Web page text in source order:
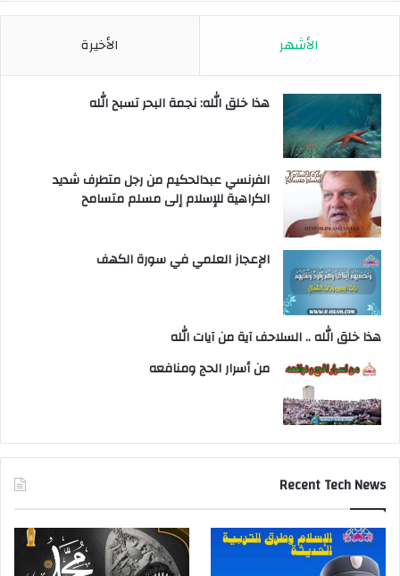
الأشهر الأخيرة
هذا خلق الله: نجمة البحر تسبح الله
الفرنسي عبدالحكيم من رجل متطرف شديد
الكراهية للإسلام إلى مسلم متسامح
الإعجاز العلمي في سورة الكهف
هذا خلق الله .. السلاحف آية من آيات الله
من أسرار الحج ومنافعه
Recent Tech News